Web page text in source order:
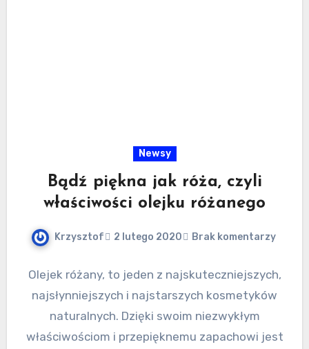
Newsy
Bądź piękna jak róża, czyli
właściwości olejku różanego
Krzysztof 2 lutego 2020 Brak komentarzy
Olejek różany, to jeden z najskuteczniejszych,
najsłynniejszych i najstarszych kosmetyków
naturalnych. Dzięki swoim niezwykłym
właściwościom i przepięknemu zapachowi jest